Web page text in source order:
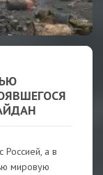
Россией, а в
мировую